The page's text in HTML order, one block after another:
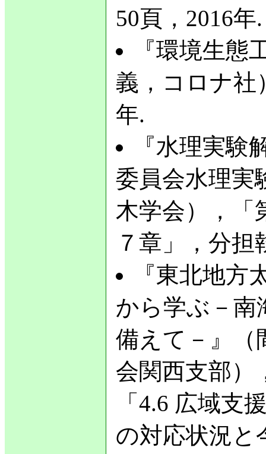
50頁，2016年.
『環境生態
義，コロナ社
年.
『水理実験
委員会水理実
木学会），「
７章」，分担
『東北地方
から学ぶ－南
備えて－』（
会関西支部）
「4.6 広域支
の対応状況と